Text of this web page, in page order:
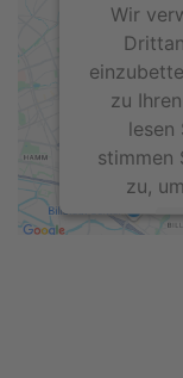
Wir
zu
lesen
stimmen
zu,